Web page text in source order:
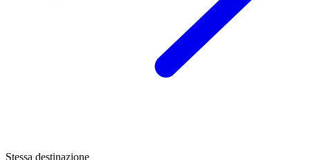
Stessa destinazione